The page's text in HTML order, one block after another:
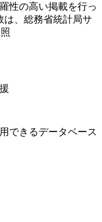
性の高い掲載を行っ
は、総務省統計局サ
できるデータベース